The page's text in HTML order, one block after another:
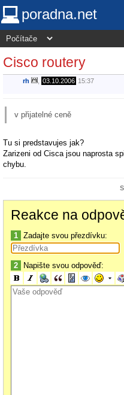
poradna.net
Cisco routery
rh 03.10.2006 15:37
v přijatelné ceně
Tu si predstavujes jak?
Zarizeni od Cisca jsou naprosta
chybu.
Reakce na
1 Zadajte svou přezdívku:
2 Napište svou odpověď: